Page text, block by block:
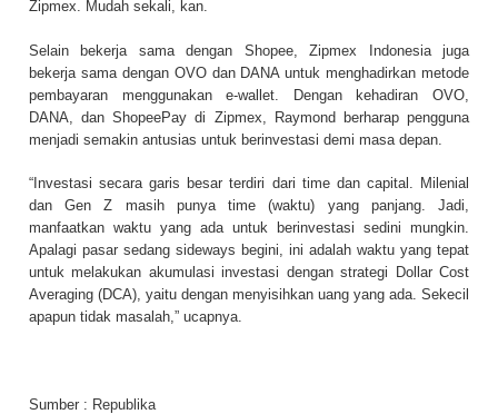
Zipmex. Mudah sekali, kan.
Selain bekerja sama dengan Shopee, Zipmex Indonesia juga
bekerja sama dengan OVO dan DANA untuk menghadirkan metode
pembayaran menggunakan e-wallet. Dengan kehadiran OVO,
DANA, dan ShopeePay di Zipmex, Raymond berharap pengguna
menjadi semakin antusias untuk berinvestasi demi masa depan.
“Investasi secara garis besar terdiri dari time dan capital. Milenial
dan Gen Z masih punya time (waktu) yang panjang. Jadi,
manfaatkan waktu yang ada untuk berinvestasi sedini mungkin.
Apalagi pasar sedang sideways begini, ini adalah waktu yang tepat
untuk melakukan akumulasi investasi dengan strategi Dollar Cost
Averaging (DCA), yaitu dengan menyisihkan uang yang ada. Sekecil
apapun tidak masalah,” ucapnya.
Sumber : Republika